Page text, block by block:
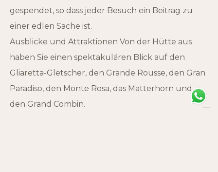
gespendet, so dass jeder Besuch ein Beitrag zu
einer edlen Sache ist.
Ausblicke und Attraktionen Von der Hütte aus
haben Sie einen spektakulären Blick auf den
Gliaretta-Gletscher, den Grande Rousse, den Gran
Paradiso, den Monte Rosa, das Matterhorn und
den Grand Combin.